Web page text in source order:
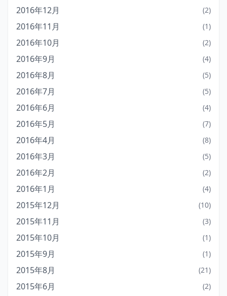
2016年12月 (2)
2016年11月 (1)
2016年10月 (2)
2016年9月 (4)
2016年8月 (5)
2016年7月 (5)
2016年6月 (4)
2016年5月 (7)
2016年4月 (8)
2016年3月 (5)
2016年2月 (2)
2016年1月 (4)
2015年12月 (10)
2015年11月 (3)
2015年10月 (1)
2015年9月 (1)
2015年8月 (21)
2015年6月 (2)